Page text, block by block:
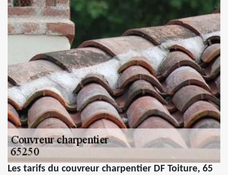
Les tarifs du couvreur charpentier DF Toiture, 65